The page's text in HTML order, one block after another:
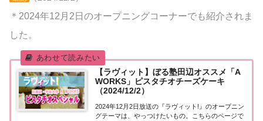
＊2024年12月2日のオープニングコーナーでも紹介されま
した。
【ラヴィット】ぼる塾田辺オススメ「A
WORKS」ピスタチオチーズケーキ
（2024/12/2）
2024年12月2日放送の『ラヴィット!』のオープニン
グテーマは、やっつけたいもの。こちらのページで